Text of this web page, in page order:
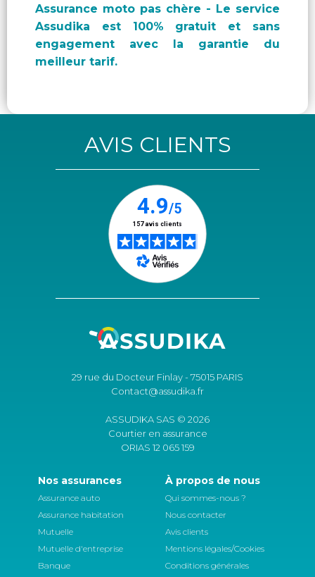
Assurance moto pas chère - Le service
Assudika est 100% gratuit et sans
engagement avec la garantie du
meilleur tarif.
AVIS CLIENTS
29 rue du Docteur Finlay - 75015 PARIS
Contact@assudika.fr
ASSUDIKA SAS © 2026
Courtier en assurance
ORIAS 12 065 159
Nos assurances
Assurance auto
Assurance habitation
Mutuelle
Mutuelle d'entreprise
Banque
À propos de nous
Qui sommes-nous ?
Nous contacter
Avis clients
Mentions légales/Cookies
Conditions générales